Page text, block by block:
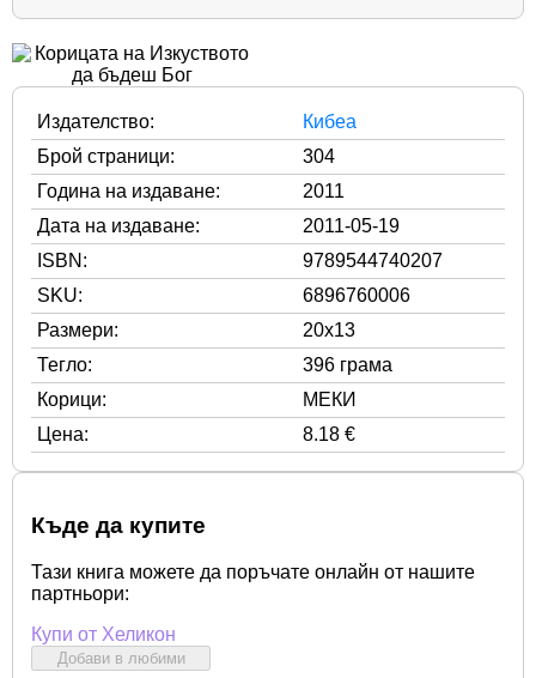
Издателство:
Кибеа
Брой страници:
304
Година на издаване:
2011
Дата на издаване:
2011-05-19
ISBN:
9789544740207
SKU:
6896760006
Размери:
20x13
Тегло:
396 грама
Корици:
МЕКИ
Цена:
8.18 €
Къде да купите
Тази книга можете да поръчате онлайн от нашите
партньори:
Купи от Хеликон
Добави в любими